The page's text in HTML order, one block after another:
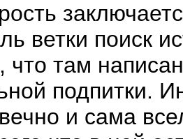
ветки поиск
что там
подпитки.
и сама